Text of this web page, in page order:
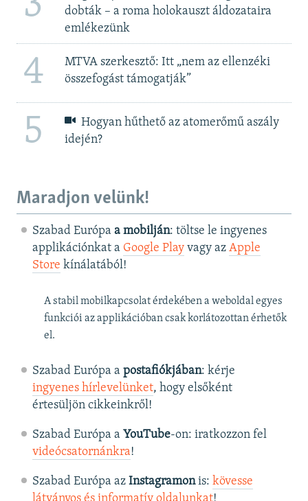
dobták – a roma holokauszt áldozataira
emlékezünk
4
MTVA szerkesztő: Itt „nem az ellenzéki
összefogást támogatják”
5
Hogyan hűthető az atomerőmű aszály
idején?
Maradjon velünk!
Szabad Európa a mobilján: töltse le ingyenes
applikációnkat a Google Playvagy az Apple
Store kínálatából!
A stabil mobilkapcsolat érdekében a weboldal egyes
funkciói az applikációban csak korlátozottan érhetők
el.
Szabad Európa a postafiókjában: kérje
ingyenes hírlevelünket, hogy elsőként
értesüljön cikkeinkről!
Szabad Európa a YouTube-on: iratkozzon fel
videócsatornánkra!
Szabad Európa az Instagramonis: kövesse
látványos és informatív oldalunkat! ​